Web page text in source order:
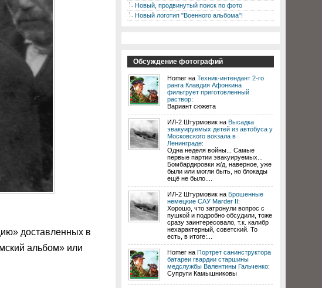
доставленных в
альбом» или
Новый, продвинутый поиск по фото
Новый логотип "Военного альбома"!
Обсуждение фотографий
Homer на Техник-интендант 2-го
ранга Клавдия Афонкина
фильтрует приготовленный
раствор:
Вариант сюжета
ИЛ-2 Штурмовик на Высадка
эвакуируемых детей из автобуса у
Московского вокзала в
Ленинграде:
Одна неделя войны... Самые
первые партии эвакуируемых...
Бомбардировки ж/д, наверное, уже
были или могли быть, но блокады
ещё не было....
ИЛ-2 Штурмовик на Брошенные
немецкие САУ Marder II:
Хорошо, что затронули вопрос с
пушкой и подробно обсудили, тоже
сразу заинтересовало, т.к. калибр
нехарактерный, советский. То
есть, в итоге:...
Homer на Портрет санинструктора
батареи гвардии старшины
медслужбы Валентины Гальченко:
Супруги Камышниковы